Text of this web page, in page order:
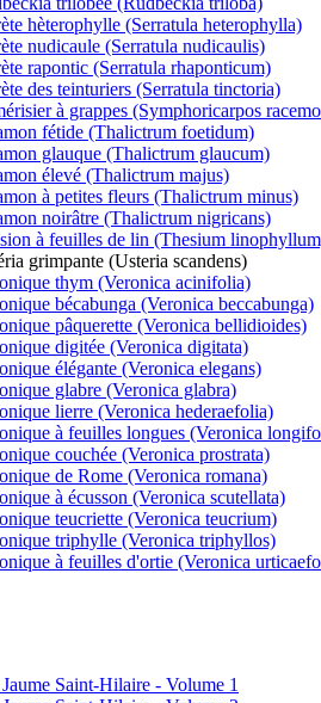
hèterophylle (Serratula heterophylla)
nudicaule (Serratula nudicaulis)
rapontic (Serratula rhaponticum)
des teinturiers (Serratula tinctoria)
à grappes (Symphoricarpos
fétide (Thalictrum foetidum)
glauque (Thalictrum glaucum)
élevé (Thalictrum majus)
à petites fleurs (Thalictrum minus)
noirâtre (Thalictrum nigricans)
à feuilles de lin (Thesium
grimpante (Usteria scandens)
thym (Veronica acinifolia)
bécabunga (Veronica beccabunga)
pâquerette (Veronica bellidioides)
digitée (Veronica digitata)
élégante (Veronica elegans)
glabre (Veronica glabra)
lierre (Veronica hederaefolia)
à feuilles longues (Veronica
couchée (Veronica prostrata)
de Rome (Veronica romana)
à écusson (Veronica scutellata)
teucriette (Veronica teucrium)
triphylle (Veronica triphyllos)
à feuilles d'ortie (Veronica
Saint-Hilaire - Volume 1